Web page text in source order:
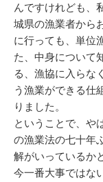
んですけれども、
城県の漁業者から
に行っても、単位
た、中身について
る、漁協に入らな
う漁業ができる仕
りました。
ということで、や
の漁業法の七十年
解がいっているか
今一番大事ではな